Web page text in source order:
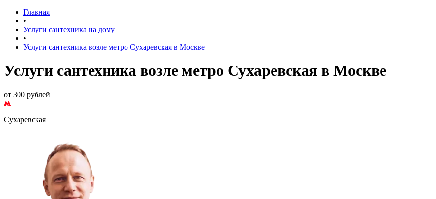
Главная
•
Услуги сантехника на дому
•
Услуги сантехника возле метро Сухаревская в Москве
Услуги сантехника возле метро Сухаревская в Москве
от 300 рублей
Сухаревская